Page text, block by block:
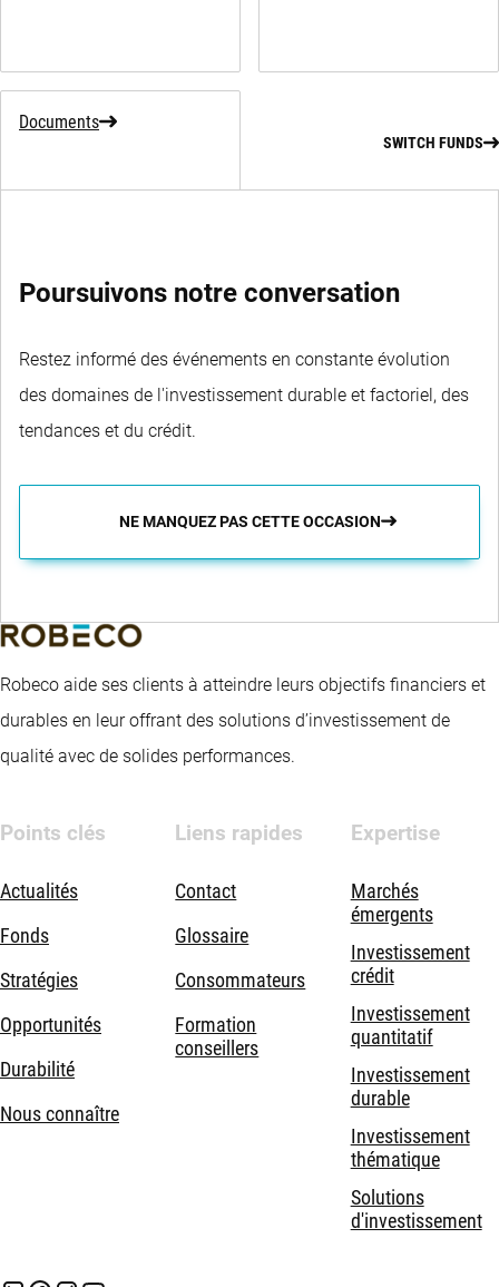
Documents
SWITCH FUNDS
Poursuivons notre conversation
Restez informé des événements en constante évolution
des domaines de l'investissement durable et factoriel, des
tendances et du crédit.
NE MANQUEZ PAS CETTE OCCASION
Robeco aide ses clients à atteindre leurs objectifs financiers et
durables en leur offrant des solutions d’investissement de
qualité avec de solides performances.
Points clés
Actualités
Fonds
Stratégies
Opportunités
Durabilité
Nous connaître
Liens rapides
Contact
Glossaire
Consommateurs
Formation
conseillers
Expertise
Marchés
émergents
Investissement
crédit
Investissement
quantitatif
Investissement
durable
Investissement
thématique
Solutions
d'investissement